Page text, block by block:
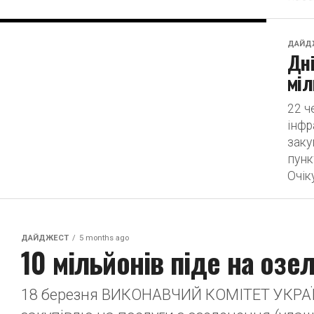
22
ДАЙДЖЕСТ 5 months ago
10 мільйонів піде на
18 березня ВИКОНАВЧИЙ КОМІТЕТ